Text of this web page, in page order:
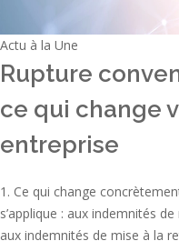
Actu à la Une
Rupture
ce qui change
entreprise
1. Ce qui change
s’applique : aux indemnités
aux indemnités de mise à la